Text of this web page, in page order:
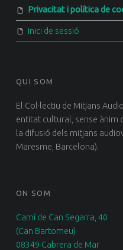
Privacitat i política de
Inici de sessió
QUI SOM
El Col·lectiu de Mitjans
entitat cultural, sense ànim
la difusió dels mitjans
Maresme, Barcelona).
ON SOM
Camí de Can Segarra, 40
(Can Bartomeu)
08349 Cabrera de Mar